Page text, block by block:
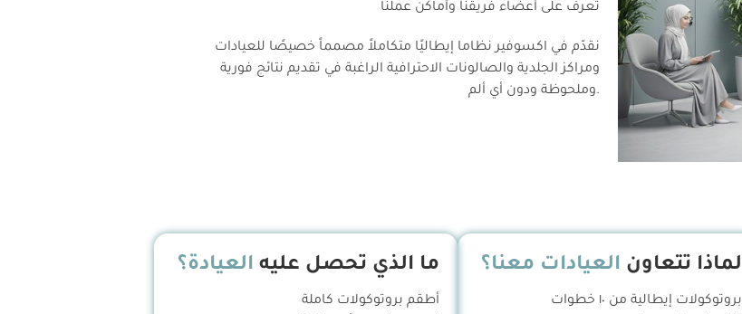
تعرف على أعضاء فريقنا وأماكن عملنا
نقدّم في اكسوفير نظاما إيطاليًا متكاملاً مصمماً خصيصًا للعيادات
ومراكز الجلدية والصالونات الاحترافية الراغبة في تقديم نتائج فورية
.وملحوظة ودون أي ألم
لماذا تتعاون العيادات معنا؟
بروتوكولات إيطالية من ١٠ خطوات
ما الذي تحصل عليه العيادة؟
أطقم بروتوكولات كاملة